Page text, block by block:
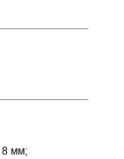
8 мм;